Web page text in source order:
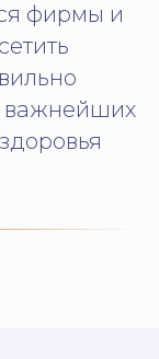
фирмы и
важнейших